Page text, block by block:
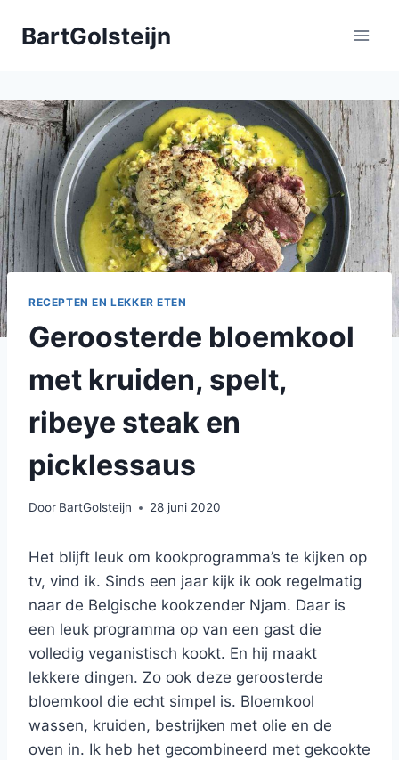
naarBartGolsteijn
RECEPTEN EN LEKKER ETEN
Geroosterde bloemkool
met kruiden, spelt,
ribeye steak en
picklessaus
Door BartGolsteijn 28 juni 2020
Het blijft leuk om kookprogramma’s te kijken op
tv, vind ik. Sinds een jaar kijk ik ook regelmatig
naar de Belgische kookzender Njam. Daar is
een leuk programma op van een gast die
volledig veganistisch kookt. En hij maakt
lekkere dingen. Zo ook deze geroosterde
bloemkool die echt simpel is. Bloemkool
wassen, kruiden, bestrijken met olie en de
oven in. Ik heb het gecombineerd met gekookte